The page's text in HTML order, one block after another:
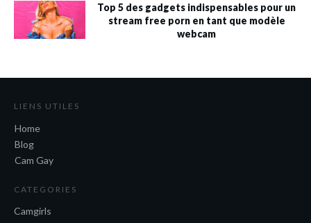
Top 5 des gadgets indispensables pour un
stream free porn en tant que modèle
webcam
LIENS UTILES
Home
Blog
Cam Gay
CATEGORIES
Camgirls